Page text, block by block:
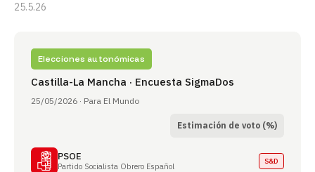
25.5.26
Elecciones autonómicas
Castilla-La Mancha · Encuesta SigmaDos
25/05/2026 · Para El Mundo
Estimación de voto (%)
PSOE
Partido Socialista Obrero Español
S&D